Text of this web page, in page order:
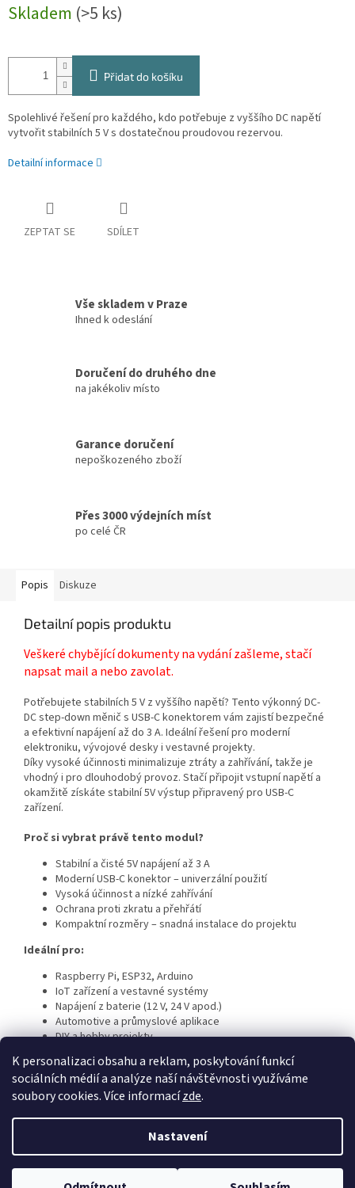
K personalizaci obsahu a reklam, poskytování funkcí
sociálních médií a analýze naší návštěvnosti využíváme
soubory cookies. Více informacízde.
Nastavení
cena:
Skladem (>5 ks)
Přidat do košíku
Spolehlivé řešení pro každého, kdo potřebuje z vyššího DC napětí
vytvořit stabilních 5 V s dostatečnou proudovou rezervou.
Detailní informace
ZEPTAT SE SDÍLET
Vše skladem v Praze
Ihned k odeslání
Doručení do druhého dne
na jakékoliv místo
Garance doručení
nepoškozeného zboží
Přes 3000 výdejních míst
po celé ČR
Popis Diskuze
Detailní popis produktu
Veškeré chybějící dokumenty na vydání zašleme, stačí
napsat mail a nebo zavolat.
Potřebujete stabilních 5 V z vyššího napětí? Tento výkonný DC-
DC step-down měnič s USB-C konektorem vám zajistí bezpečné
a efektivní napájení až do 3 A. Ideální řešení pro moderní
elektroniku, vývojové desky i vestavné projekty.
Díky vysoké účinnosti minimalizuje ztráty a zahřívání, takže je
vhodný i pro dlouhodobý provoz. Stačí připojit vstupní napětí a
okamžitě získáte stabilní 5V výstup připravený pro USB-C
zařízení.
Proč si vybrat právě tento modul?
Stabilní a čisté 5V napájení až 3 A
Moderní USB-C konektor – univerzální použití
Vysoká účinnost a nízké zahřívání
Ochrana proti zkratu a přehřátí
Kompaktní rozměry – snadná instalace do projektu
Ideální pro:
Raspberry Pi, ESP32, Arduino
IoT zařízení a vestavné systémy
Napájení z baterie (12 V, 24 V apod.)
Automotive a průmyslové aplikace
DIY a hobby projekty
Copyright 2026iDB SMART. Všechna práva vyhrazena.Upravit